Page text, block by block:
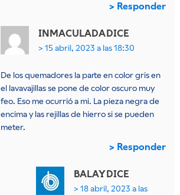
Responder
INMACULADA DICE
15 abril, 2023 a las 18:30
De los quemadores la parte en color gris en
el lavavajillas se pone de color oscuro muy
feo. Eso me ocurrió a mi. La pieza negra de
encima y las rejillas de hierro si se pueden
meter.
Responder
BALAY DICE
18 abril, 2023 a las